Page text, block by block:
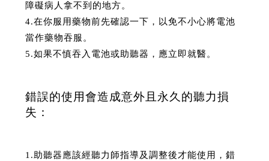
障礙病人拿不到的地方。
4.在你服用藥物前先確認一下，以免不小心將電池
當作藥物吞服。
5.如果不慎吞入電池或助聽器，應立即就醫。
錯誤的使用會造成意外且永久的聽力損
失：
1.助聽器應該經聽力師指導及調整後才能使用，錯